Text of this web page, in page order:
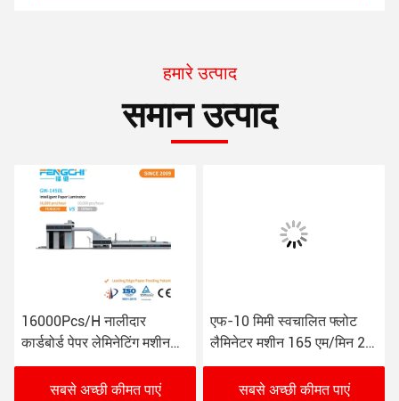
हमारे उत्पाद
समान उत्पाद
16000Pcs/H नालीदार
कार्डबोर्ड पेपर लेमिनेटिंग मशीन
GW-1450L विरोधी जंग
सबसे अच्छी कीमत पाएं
एफ-10 मिमी स्वचालित फ्लोट
लैमिनेटर मशीन 165 एम/मिन 26
केडब्ल्यू
सबसे अच्छी कीमत पाएं